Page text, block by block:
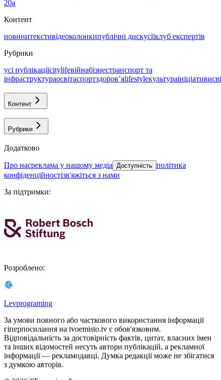
20а
Контент
новинитекстивідеоколонкипублічні дискусіїклуб експертів
Рубрики
усі публікаціїcitylifeвійнабізнестранспорт та
інфраструктураосвітаспортздоровʼяlifestyleкультураініціативи
Контент
Рубрики
Додатково
про насреклама у нашому медіа Доступність політика
конфіденційностізв'яжіться з нами
За підтримки:
Розроблено:
Levprograming
За умови повного або часткового використання iнформацiї
гіперпосилання на tvoemisto.tv є обов'язковим.
Відповідальність за достовірність фактів, цитат, власних імен
та інших відомостей несуть автори публікацій, а рекламної
інформації — рекламодавці. Думка редакцiї може не збiгатися
з думкою авторiв.